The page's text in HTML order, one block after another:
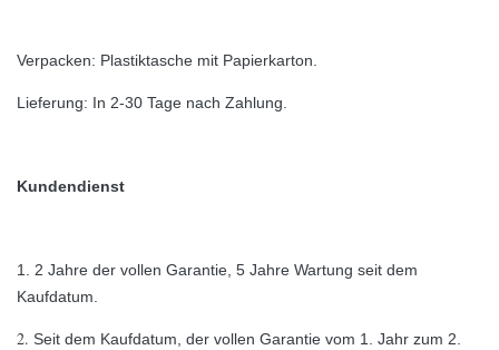
Verpacken: Plastiktasche mit Papierkarton.
Lieferung: In 2-30 Tage nach Zahlung.
Kundendienst
1. 2 Jahre der vollen Garantie, 5 Jahre Wartung seit dem
Kaufdatum.
2. Seit dem Kaufdatum, der vollen Garantie vom 1. Jahr zum 2.